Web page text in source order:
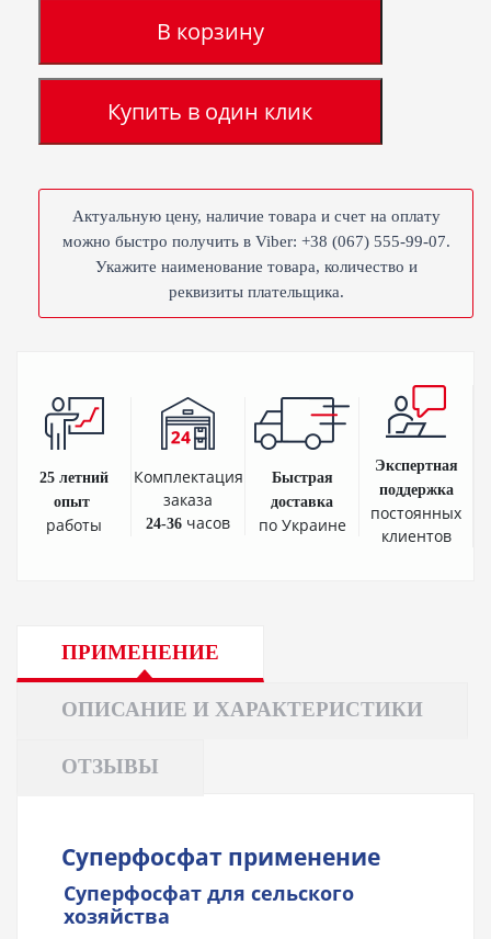
В корзину
Купить в один клик
Актуальную цену, наличие товара и счет на оплату
можно быстро получить в Viber: +38 (067) 555-99-07.
Укажите наименование товара, количество и
реквизиты плательщика.
25 летний
опыт
работы
Комплектация
заказа
24-36 часов
Быстрая
доставка
по Украине
Экспертная
поддержка
постоянных
клиентов
ПРИМЕНЕНИЕ
ОПИСАНИЕ И ХАРАКТЕРИСТИКИ
ОТЗЫВЫ
Суперфосфат применение
Cуперфосфат для сельского
хозяйства